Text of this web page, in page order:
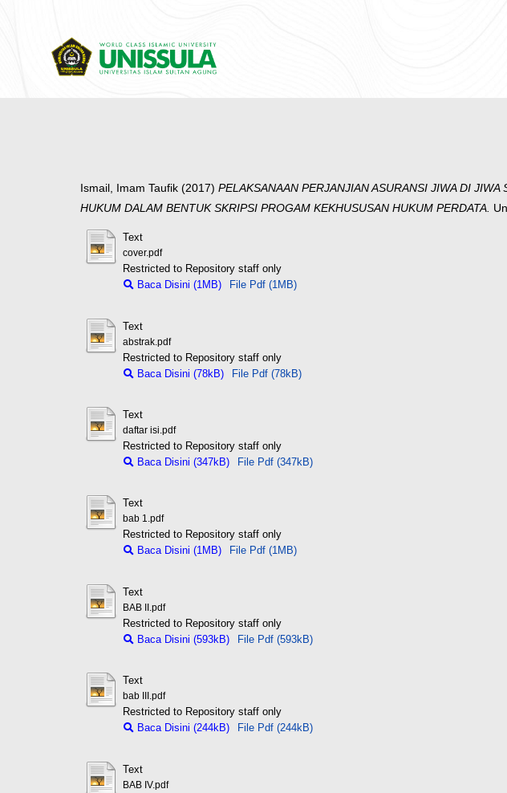
Ismail, Imam Taufik (2017) PELAKSANAAN PERJANJIAN ASURANSI JIWA DI
HUKUM DALAM BENTUK SKRIPSI PROGAM KEKHUSUSAN HUKUM PERDATA.
Text
cover.pdf
Restricted to Repository staff only
Baca Disini (1MB)
File Pdf (1MB)
Text
abstrak.pdf
Restricted to Repository staff only
Baca Disini (78kB)
File Pdf (78kB)
Text
daftar isi.pdf
Restricted to Repository staff only
Baca Disini (347kB)
File Pdf (347kB)
Text
bab 1.pdf
Restricted to Repository staff only
Baca Disini (1MB)
File Pdf (1MB)
Text
BAB II.pdf
Restricted to Repository staff only
Baca Disini (593kB)
File Pdf (593kB)
Text
bab III.pdf
Restricted to Repository staff only
Baca Disini (244kB)
File Pdf (244kB)
Text
BAB IV.pdf